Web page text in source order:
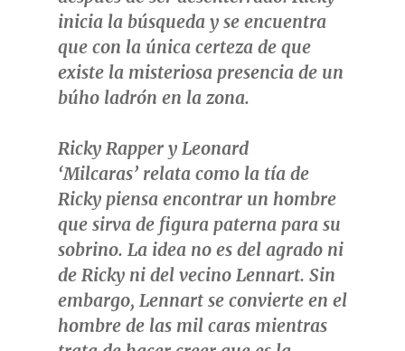
inicia la búsqueda y se encuentra
que con la única certeza de que
existe la misteriosa presencia de un
búho ladrón en la zona.
Ricky Rapper y Leonard
‘Milcaras’relata como la tía de
Ricky piensa encontrar un hombre
que sirva de figura paterna para su
sobrino. La idea no es del agrado ni
de Ricky ni del vecino Lennart. Sin
embargo, Lennart se convierte en el
hombre de las mil caras mientras